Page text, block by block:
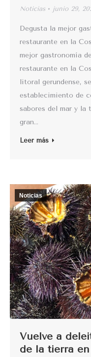
Noticias junio 29,
Degusta la mejor
restaurante en la
mejor gastronomía
restaurante en la
litoral gerundense,
establecimiento de
sabores del mar y la
gran…
Leer más
Noticias
Vuelve a
de la tierra